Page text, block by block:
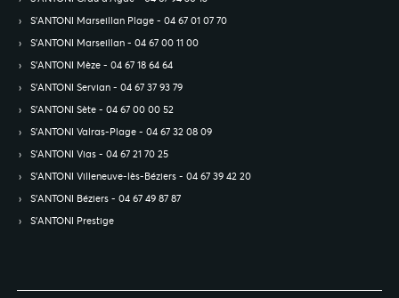
S’ANTONI Marseillan Plage - 04 67 01 07 70
S’ANTONI Marseillan - 04 67 00 11 00
S’ANTONI Mèze - 04 67 18 64 64
S’ANTONI Servian - 04 67 37 93 79
S’ANTONI Sète - 04 67 00 00 52
S’ANTONI Valras-Plage - 04 67 32 08 09
S’ANTONI Vias - 04 67 21 70 25
S’ANTONI Villeneuve-lès-Béziers - 04 67 39 42 20
S’ANTONI Béziers - 04 67 49 87 87
S’ANTONI Prestige